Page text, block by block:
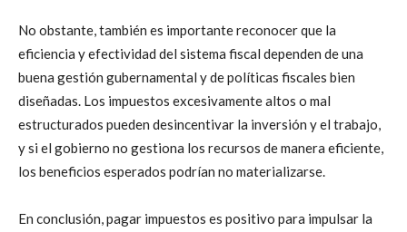
No obstante, también es importante reconocer que la
eficiencia y efectividad del sistema fiscal dependen de una
buena gestión gubernamental y de políticas fiscales bien
diseñadas. Los impuestos excesivamente altos o mal
estructurados pueden desincentivar la inversión y el trabajo,
y si el gobierno no gestiona los recursos de manera eficiente,
los beneficios esperados podrían no materializarse.
En conclusión, pagar impuestos es positivo para impulsar la